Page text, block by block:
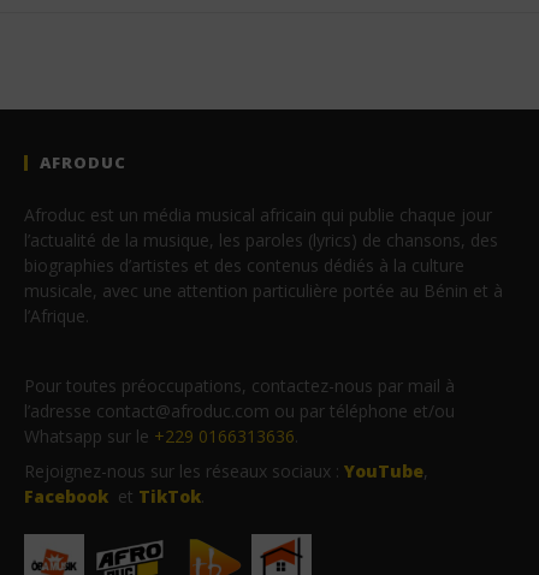
AFRODUC
Afroduc est un média musical africain qui publie chaque jour
l’actualité de la musique, les paroles (lyrics) de chansons, des
biographies d’artistes et des contenus dédiés à la culture
musicale, avec une attention particulière portée au Bénin et à
l’Afrique.
Pour toutes préoccupations, contactez-nous par mail à
l’adresse contact@afroduc.com ou par téléphone et/ou
Whatsapp sur le +229 0166313636.
Rejoignez-nous sur les réseaux sociaux : YouTube,
Facebook et TikTok.